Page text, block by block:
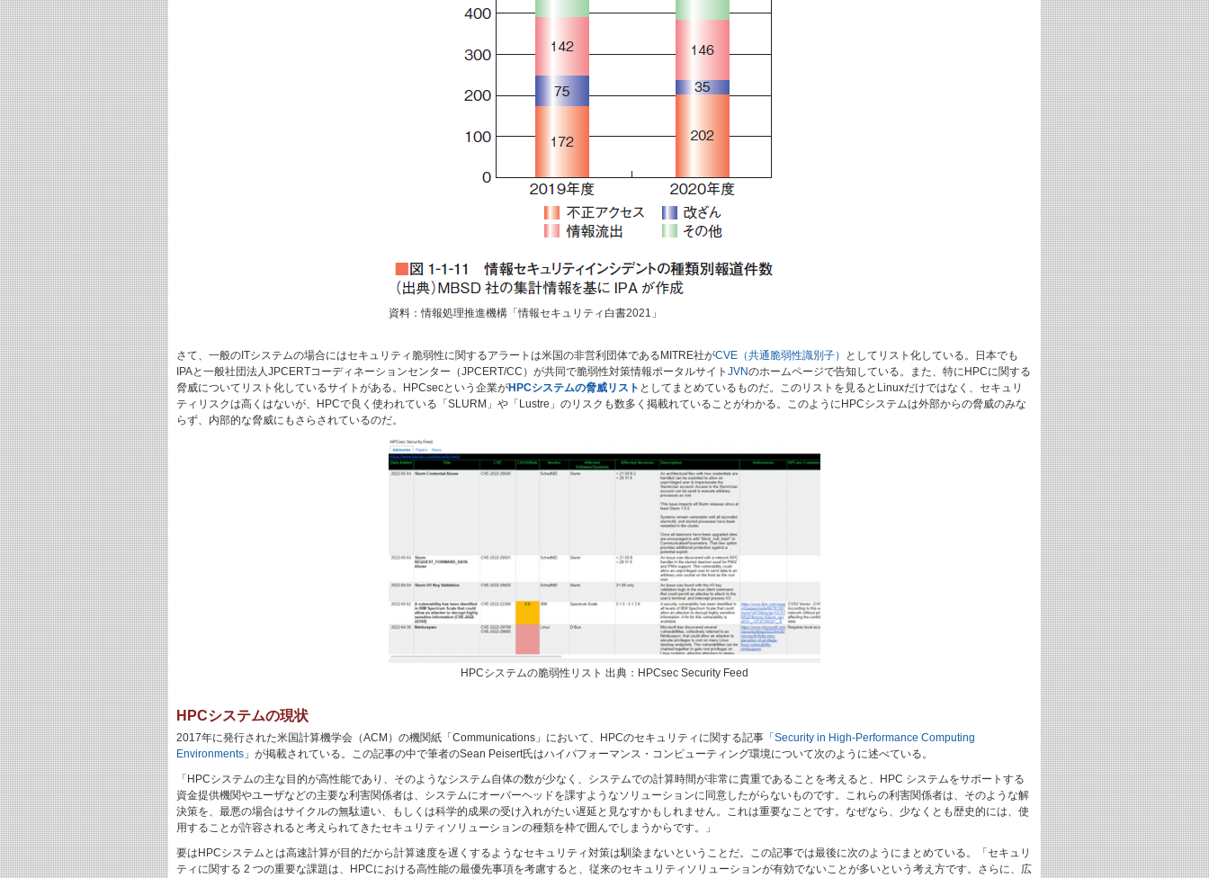
資料：情報処理推進機構「情報セキュリティ白書2021」
さて、一般のITシステムの場合にはセキュリティ脆弱性に関するアラートは米国の非営利団体であるMITRE社がCVE（共通脆弱性識別子）
としてリスト化している。日本でも
IPAと一般社団法人JPCERTコーディネーションセンター（JPCERT/CC）が共同で脆弱性対策情報ポータルサイト JVNのホームページで告知している。また、特にHPCに関する
脅威についてリスト化しているサイトがある。HPCsecという企業がHPCシステムの脅威リスト としてまとめているものだ。このリストを見るとLinuxだけではなく、セキュリ
ティリスクは高くはないが、HPCで良く使われている「SLURM」や「Lustre」のリスクも数多く掲載れていることがわかる。このようにHPCシステムは外部からの脅威のみな
らず、内部的な脅威にもさらされているのだ。
HPCシステムの脆弱性リスト 出典：HPCsec Security Feed
HPCシステムの現状
2017年に発行された米国計算機学会（ACM）の機関紙「Communications」において、HPCのセキュリティに関する記事「 Security in High-Performance Computing
Environments」が掲載されている。この記事の中で筆者のSean Peisert氏はハイパフォーマンス・コンピューティング環境について次のように述べている。
「HPCシステムの主な目的が高性能であり、そのようなシステム自体の数が少なく、システムでの計算時間が非常に貴重であることを考えると、HPC システムをサポートする
資金提供機関やユーザなどの主要な利害関係者は、システムにオーバーヘッドを課すようなソリューションに同意したがらないものです。これらの利害関係者は、そのような解
決策を、最悪の場合はサイクルの無駄遣い、もしくは科学的成果の受け入れがたい遅延と見なすかもしれません。これは重要なことです。なぜなら、少なくとも歴史的には、使
用することが許容されると考えられてきたセキュリティソリューションの種類を枠で囲んでしまうからです。」
要はHPCシステムとは高速計算が目的だから計算速度を遅くするようなセキュリティ対策は馴染まないということだ。この記事では最後に次のようにまとめている。「セキュリ
ティに関する 2 つの重要な課題は、HPCにおける高性能の最優先事項を考慮すると、従来のセキュリティソリューションが有効でないことが多いという考え方です。さらに、広